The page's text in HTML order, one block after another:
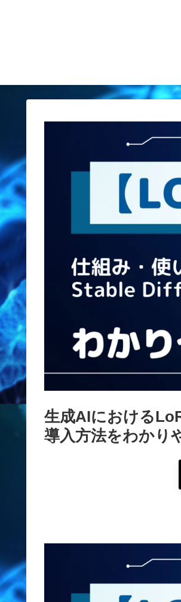
生成AIにおける
導入方法をわかり